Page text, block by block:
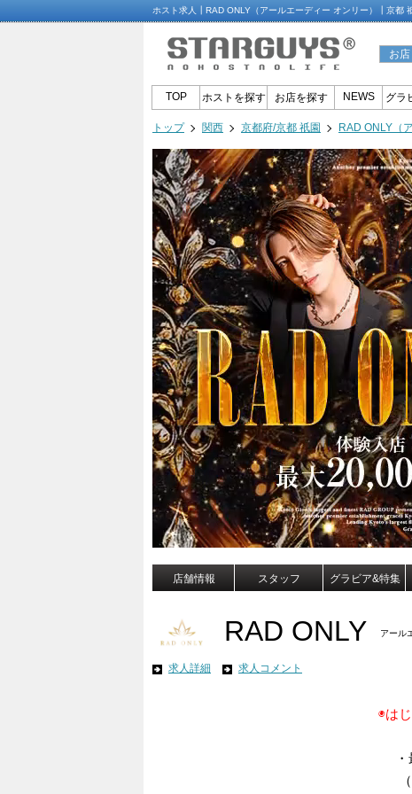
ホスト求人┃RAD ONLY（アールエーディー オンリー）┃京都
お店
TOP ホストを探す お店を探す NEWS グラ
トップ 関西 京都府/京都 祇園 RAD ONLY（
店舗情報 スタッフ グラビア&特集
RAD ONLY アール
求人詳細 求人コメント
◉は